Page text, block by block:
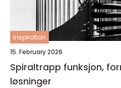
inspiration
15. February 2026
Spiraltrapp funksjon, form og fleksible
løsninger